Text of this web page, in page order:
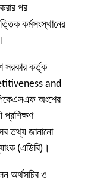
পর
কর্মসংস্থানের
সরকার কর্তৃক
and
অংশের
তথ্য জানানো
(এডিবি)।
অর্থসচিব ও